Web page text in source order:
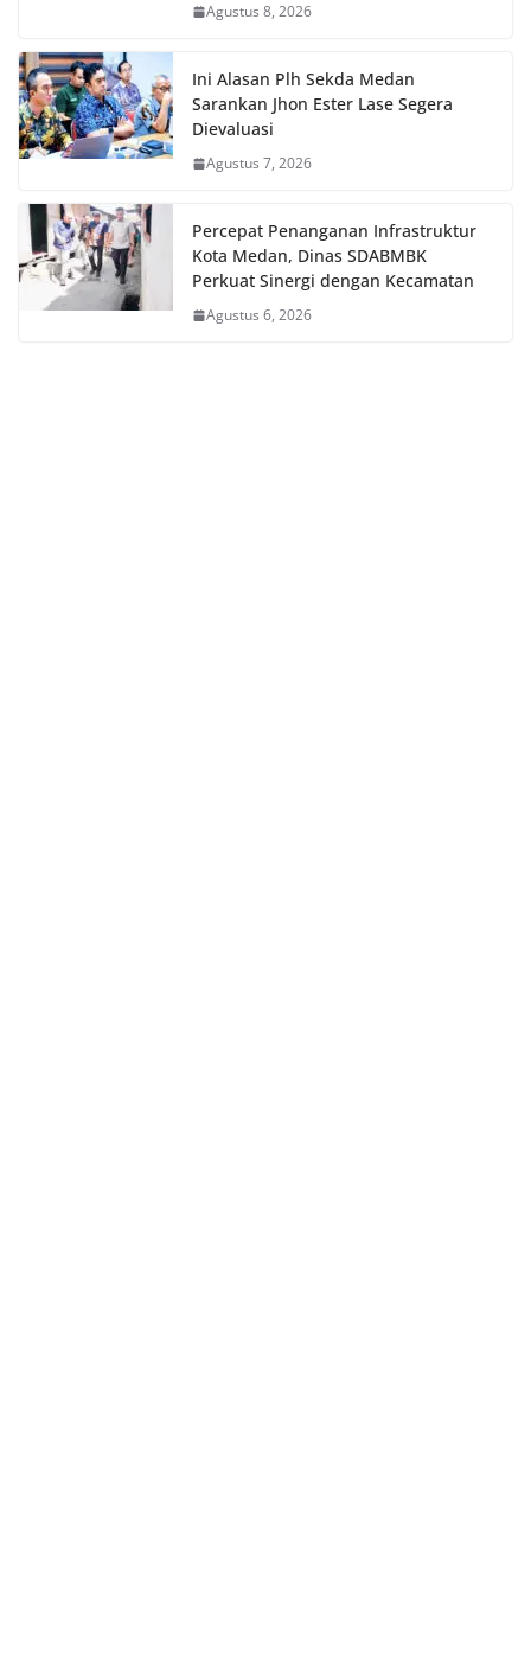
Agustus 8, 2026
Ini Alasan Plh Sekda Medan
Sarankan Jhon Ester Lase Segera
Dievaluasi
Agustus 7, 2026
Percepat Penanganan Infrastruktur
Kota Medan, Dinas SDABMBK
Perkuat Sinergi dengan Kecamatan
Agustus 6, 2026